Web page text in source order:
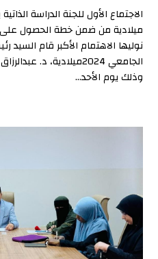
ميلادية من ضمن خطة الحصول على
نوليها الاهتمام الأكبر قام السيد
الجامعي 2024ميلادية، د.
وذلك يوم الأحد...